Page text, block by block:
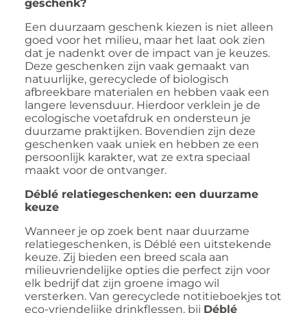
geschenk?
Een duurzaam geschenk kiezen is niet alleen
goed voor het milieu, maar het laat ook zien
dat je nadenkt over de impact van je keuzes.
Deze geschenken zijn vaak gemaakt van
natuurlijke, gerecyclede of biologisch
afbreekbare materialen en hebben vaak een
langere levensduur. Hierdoor verklein je de
ecologische voetafdruk en ondersteun je
duurzame praktijken. Bovendien zijn deze
geschenken vaak uniek en hebben ze een
persoonlijk karakter, wat ze extra speciaal
maakt voor de ontvanger.
Déblé relatiegeschenken: een duurzame
keuze
Wanneer je op zoek bent naar duurzame
relatiegeschenken, is Déblé een uitstekende
keuze. Zij bieden een breed scala aan
milieuvriendelijke opties die perfect zijn voor
elk bedrijf dat zijn groene imago wil
versterken. Van gerecyclede notitieboekjes tot
eco-vriendelijke drinkflessen, bij Déblé